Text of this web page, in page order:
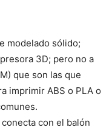
modelado sólido;
3D; pero no a
que son las que
imprimir ABS o PLA o
con el balón